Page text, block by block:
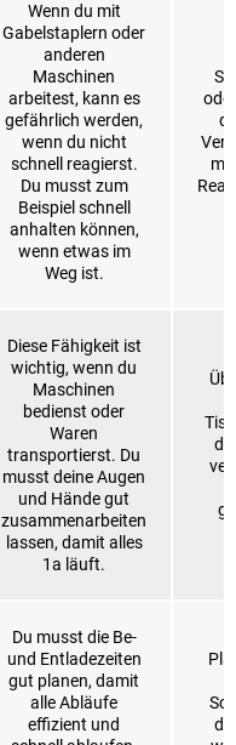
Wenn du mit
Gabelstaplern oder
anderen
Maschinen
arbeitest, kann es
gefährlich werden,
wenn du nicht
schnell reagierst.
Du musst zum
Beispiel schnell
anhalten können,
wenn etwas im
Weg ist.
Diese Fähigkeit ist
wichtig, wenn du
Maschinen
bedienst oder
Waren
transportierst. Du
musst deine Augen
und Hände gut
zusammenarbeiten
lassen, damit alles
1a läuft.
Du musst die Be-
und Entladezeiten
gut planen, damit
alle Abläufe
effizient und